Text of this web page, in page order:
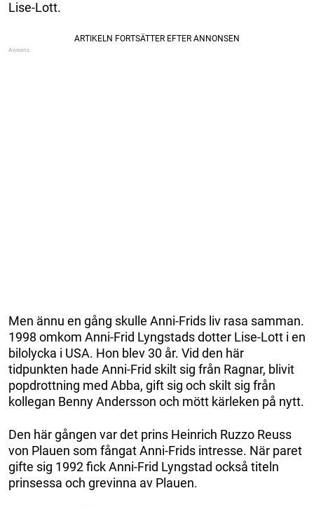
Lise-Lott.
Men ännu en gång skulle Anni-Frids liv rasa samman.
1998 omkom Anni-Frid Lyngstads dotter Lise-Lott i en
bilolycka i USA. Hon blev 30 år. Vid den här
tidpunkten hade Anni-Frid skilt sig från Ragnar, blivit
popdrottning med Abba, gift sig och skilt sig från
kollegan Benny Andersson och mött kärleken på nytt.
Den här gången var det prins Heinrich Ruzzo Reuss
von Plauen som fångat Anni-Frids intresse. När paret
gifte sig 1992 fick Anni-Frid Lyngstad också titeln
prinsessa och grevinna av Plauen.